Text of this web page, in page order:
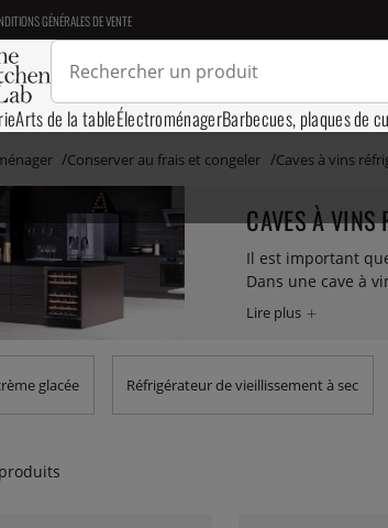
GÉNÉRALES DE VENTE
Arts de la tableÉlectroménagerBarbecues, plaques de
Conserver au frais et congeler Caves à vins
CAVES À VINS
Il est important
Dans une cave à
différentes : une
types d’étagères
glacée Réfrigérateur de vieillissement à sec
produits